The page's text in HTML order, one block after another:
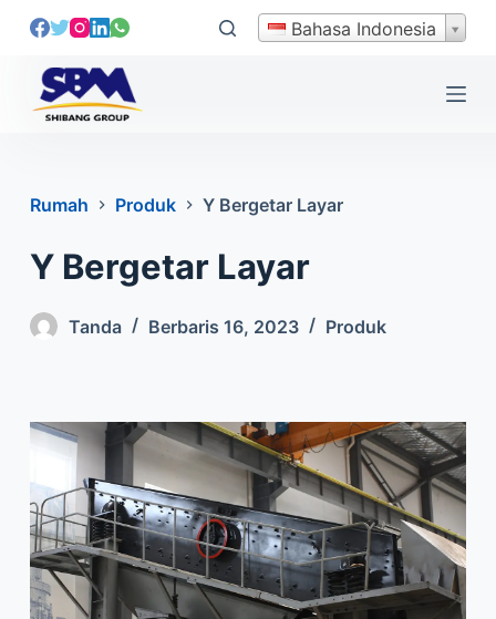
L
Bahasa Indonesia
Rumah Produk Y Bergetar Layar
Y Bergetar Layar
Tanda Berbaris 16, 2023 Produk